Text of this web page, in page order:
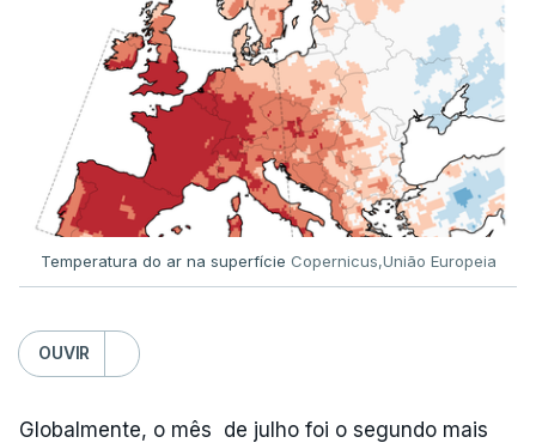
Já a norte, na Escola Secundária de Rio Tinto, uma
outra equipa de reportagem confirmou quehá
mais de 100 pedidos de reapreciação de notas
que aguardam a divulgação.
Os resultados chegaram a ser enviados à escola
concretamente à 0h47, no entanto, ao início da
manhã a afixação ainda não tinha sido feita.
Temperatura do ar na superfície Copernicus,União Europeia
OUVIR
Globalmente, o mês de julho foi o segundo mais